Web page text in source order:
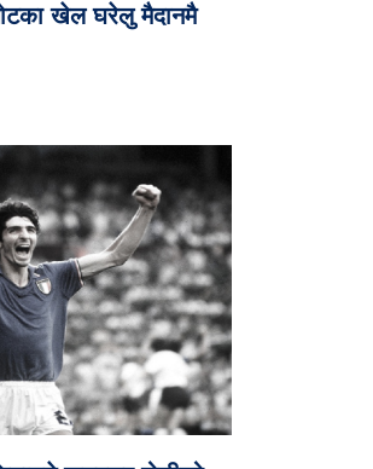
खेल घरेलु मैदानमै